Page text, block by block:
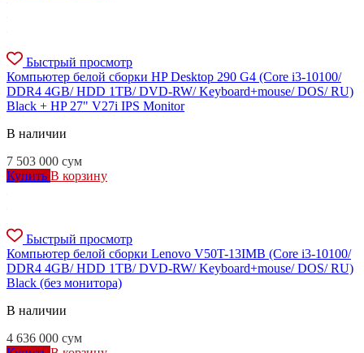
Быстрый просмотр
Компьютер белой сборки HP Desktop 290 G4 (Core i3-10100/
DDR4 4GB/ HDD 1TB/ DVD-RW/ Keyboard+mouse/ DOS/ RU)
Black + HP 27" V27i IPS Monitor
В наличии
7 503 000 сум
Купить В корзину
Быстрый просмотр
Компьютер белой сборки Lenovo V50T-13IMB (Core i3-10100/
DDR4 4GB/ HDD 1TB/ DVD-RW/ Keyboard+mouse/ DOS/ RU)
Black (без монитора)
В наличии
4 636 000 сум